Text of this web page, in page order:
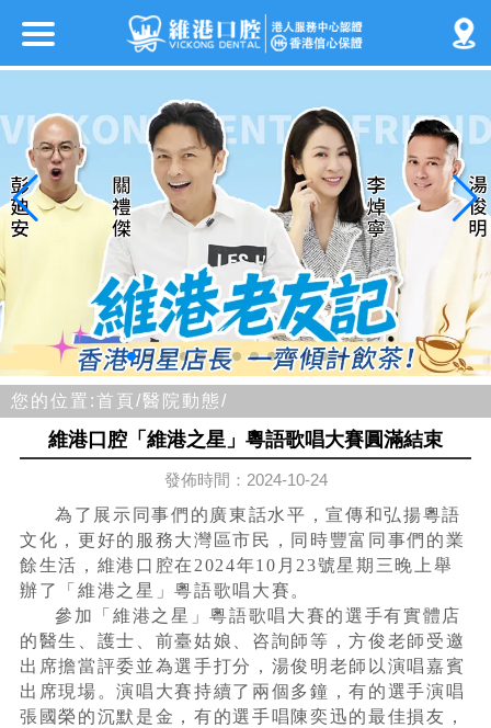
您的位置:首頁/醫院動態/
維港口腔「維港之星」粵語歌唱大賽圓滿結束
發佈時間：2024-10-24
為了展示同事們的廣東話水平，宣傳和弘揚粵語
文化，更好的服務大灣區市民，同時豐富同事們的業
餘生活，維港口腔在2024年10月23號星期三晚上舉
辦了「維港之星」粵語歌唱大賽。
參加「維港之星」粵語歌唱大賽的選手有實體店
的醫生、護士、前臺姑娘、咨詢師等，方俊老師受邀
出席擔當評委並為選手打分，湯俊明老師以演唱嘉賓
出席現場。演唱大賽持續了兩個多鐘，有的選手演唱
張國榮的沉默是金，有的選手唱陳奕迅的最佳損友，